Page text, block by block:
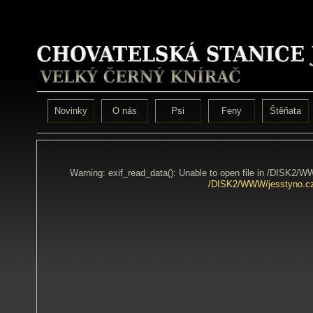
Novinky O nás Psi Feny Štěňata
Warning: exif_read_data(): Unable to open file in /DISK2/
/DISK2/WWW/